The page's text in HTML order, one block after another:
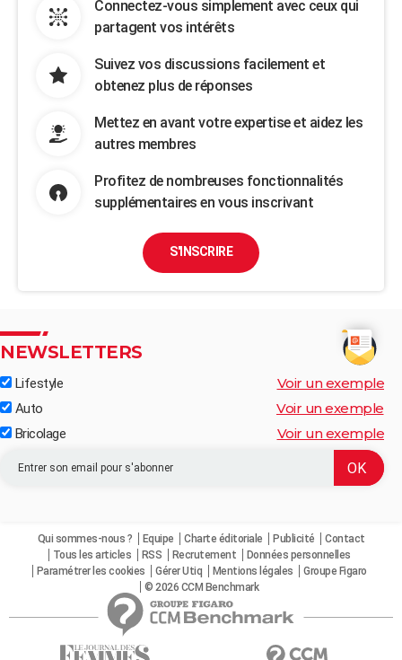
Connectez-vous simplement avec ceux qui
partagent vos intérêts
Suivez vos discussions facilement et
obtenez plus de réponses
Mettez en avant votre expertise et aidez les
autres membres
Profitez de nombreuses fonctionnalités
supplémentaires en vous inscrivant
S'INSCRIRE
NEWSLETTERS
Lifestyle Voir un exemple
Auto Voir un exemple
Bricolage Voir un exemple
Qui sommes-nous ? Equipe Charte éditoriale Publicité
Contact
Tous les articles
RSS Recrutement
Données personnelles
Paramétrer les cookies
Gérer Utiq Mentions légales
Groupe Figaro
© 2026 CCM Benchmark